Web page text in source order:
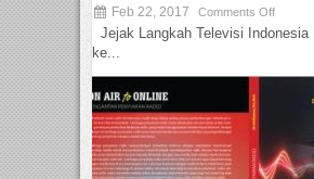
Feb 22, 2017 Comments Off
Jejak Langkah Televisi Indonesia
ke...